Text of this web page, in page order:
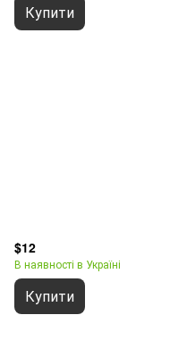
Купити
$12
В наявності в Україні
Купити